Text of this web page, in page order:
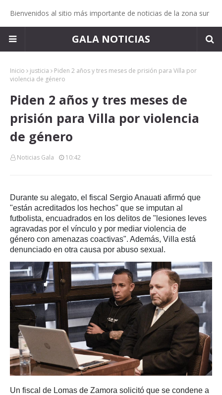
Bienvenidos al sitio más importante de noticias de la zona sur
GALA NOTICIAS
Inicio justicia
Piden 2 años y tres meses de prisión para Villa por
violencia de género
Piden 2 años y tres meses de
prisión para Villa por violencia
de género
Noticias Gala 10:42
Durante su alegato, el fiscal Sergio Anauati afirmó que
"están acreditados los hechos" que se imputan al
futbolista, encuadrados en los delitos de "lesiones leves
agravadas por el vínculo y por mediar violencia de
género con amenazas coactivas". Además, Villa está
denunciado en otra causa por abuso sexual.
Un fiscal de Lomas de Zamora solicitó que se condene a